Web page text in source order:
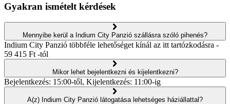
Gyakran ismételt kérdések
Mennyibe kerül a Indium City Panzió szállásra szóló pihenés?
Indium City Panzió többféle lehetőséget kínál az itt tartózkodásra -
59 415 Ft -tól
Mikor lehet bejelentkezni és kijelentkezni?
Bejelentkezés: 15:00-től, Kijelentkezés: 11:00-ig
A(z) Indium City Panzió látogatása lehetséges háziállattal?